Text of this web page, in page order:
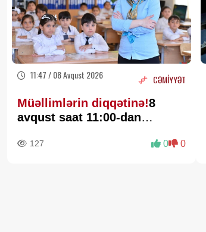
11:47 / 08 Avqust 2026 CƏMİYYƏT
Müəllimlərin diqqətinə!8
avqust saat 11:00-dan
127 0 0